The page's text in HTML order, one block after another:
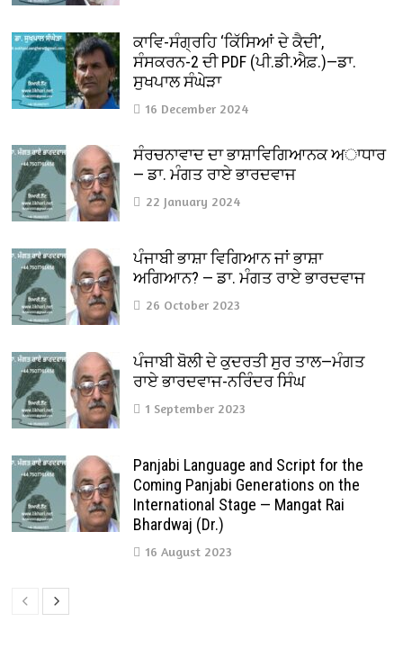
ਕਾਵਿ-ਸੰਗ੍ਰਹਿ ‘ਕਿੱਸਿਆਂ ਦੇ ਕੈਦੀ’,
ਸੰਸਕਰਨ-2 ਦੀ PDF (ਪੀ.ਡੀ.ਐਫ਼.)—ਡਾ.
ਸੁਖਪਾਲ ਸੰਘੇੜਾ
16 December 2024
ਸੰਰਚਨਾਵਾਦ ਦਾ ਭਾਸ਼ਾਵਿਗਿਆਨਕ ਅਾਧਾਰ
— ਡਾ. ਮੰਗਤ ਰਾਏ ਭਾਰਦਵਾਜ
22 January 2024
ਪੰਜਾਬੀ ਭਾਸ਼ਾ ਵਿਗਿਆਨ ਜਾਂ ਭਾਸ਼ਾ
ਅਗਿਆਨ? — ਡਾ. ਮੰਗਤ ਰਾਏ ਭਾਰਦਵਾਜ
26 October 2023
ਪੰਜਾਬੀ ਬੋਲੀ ਦੇ ਕੁਦਰਤੀ ਸੁਰ ਤਾਲ—ਮੰਗਤ
ਰਾਏ ਭਾਰਦਵਾਜ-ਨਰਿੰਦਰ ਸਿੰਘ
1 September 2023
Panjabi Language and Script for the
Coming Panjabi Generations on the
International Stage — Mangat Rai
Bhardwaj (Dr.)
16 August 2023